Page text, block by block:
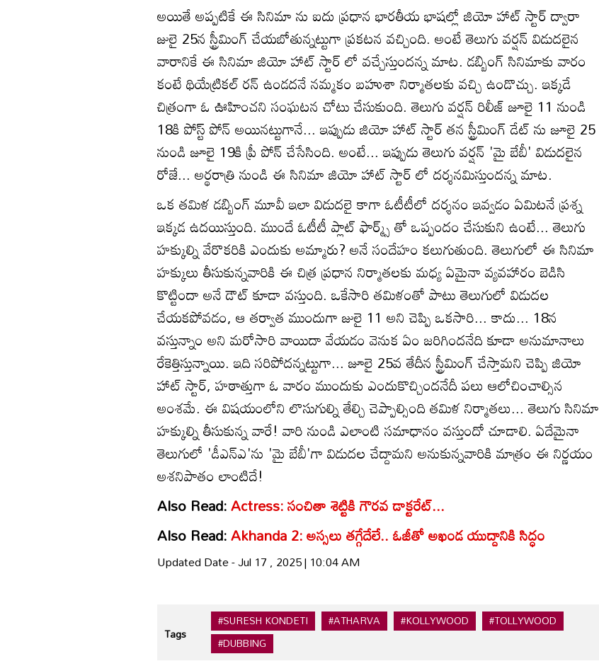
అయితే అప్పటికే ఈ సినిమా ను ఐదు ప్రధాన భారతీయ భాషల్లో జియో హాట్ స్టార్ ద్వారా
జులై 25న స్ట్రీమింగ్ చేయబోతున్నట్టుగా ప్రకటన వచ్చింది. అంటే తెలుగు వర్షన్ విడుదలైన
వారానికే ఈ సినిమా జియో హాట్ స్టార్ లో వచ్చేస్తుందన్న మాట. డబ్బింగ్ సినిమాకు వారం
కంటే థియేట్రికల్ రన్ ఉండదనే నమ్మకం బహుశా నిర్మాతలకు వచ్చి ఉండొచ్చు. ఇక్కడే
చిత్రంగా ఓ ఊహించని సంఘటన చోటు చేసుకుంది. తెలుగు వర్షన్ రిలీజ్ జూలై 11 నుండి
18కి పోస్ట్ పోన్ అయినట్టుగానే... ఇప్పుడు జియో హాట్ స్టార్ తన స్ట్రీమింగ్ డేట్ ను జూలై 25
నుండి జూలై 19కి ప్రీ పోన్ చేసేసింది. అంటే... ఇప్పుడు తెలుగు వర్షన్ 'మై బేబీ' విడుదలైన
రోజే... అర్థరాత్రి నుండి ఈ సినిమా జియో హాట్ స్టార్ లో దర్శనమిస్తుందన్న మాట.
ఒక తమిళ డబ్బింగ్ మూవీ ఇలా విడుదలై కాగా ఓటీటీలో దర్శనం ఇవ్వడం ఏమిటనే ప్రశ్న
ఇక్కడ ఉదయిస్తుంది. ముందే ఓటీటీ ప్లాట్‌ ఫార్మ్స్ తో ఒప్పందం చేసుకుని ఉంటే... తెలుగు
హక్కుల్ని వేరొకరికి ఎందుకు అమ్మారు? అనే సందేహం కలుగుతుంది. తెలుగులో ఈ సినిమా
హక్కులు తీసుకున్నవారికి ఈ చిత్ర ప్రధాన నిర్మాతలకు మధ్య ఏమైనా వ్యవహారం బెడిసి
కొట్టిందా అనే డౌట్ కూడా వస్తుంది. ఒకేసారి తమిళంతో పాటు తెలుగులో విడుదల
చేయకపోవడం, ఆ తర్వాత ముందుగా జులై 11 అని చెప్పి ఒకసారి... కాదు... 18న
వస్తున్నాం అని మరోసారి వాయిదా వేయడం వెనుక ఏం జరిగిందనేది కూడా అనుమానాలు
రేకెత్తిస్తున్నాయి. ఇది సరిపోదన్నట్టుగా... జూలై 25వ తేదీన స్ట్రీమింగ్ చేస్తామని చెప్పి జియో
హాట్ స్టార్, హఠాత్తుగా ఓ వారం ముందుకు ఎందుకొచ్చిందనేదీ పలు ఆలోచించాల్సిన
అంశమే. ఈ విషయంలోని లొసుగుల్ని తేల్చి చెప్పాల్సింది తమిళ నిర్మాతలు... తెలుగు సినిమా
హక్కుల్ని తీసుకున్న వారే! వారి నుండి ఎలాంటి సమాధానం వస్తుందో చూడాలి. ఏదేమైనా
తెలుగులో 'డీఎన్ఎ'ను 'మై బేబీ'గా విడుదల చేద్దామని అనుకున్నవారికి మాత్రం ఈ నిర్ణయం
అశనిపాతం లాంటిదే!
Also Read:Actress: సంచితా శెట్టికి గౌరవ డాక్టరేట్...
Also Read:Akhanda 2: అస్సలు తగ్గేదేలే.. ఓజీతో అఖండ యుద్దానికి సిద్ధం
Updated Date - Jul 17 , 2025 | 10:04 AM
Tags
#SURESH KONDETI #ATHARVA #KOLLYWOOD
#TOLLYWOOD
#DUBBING